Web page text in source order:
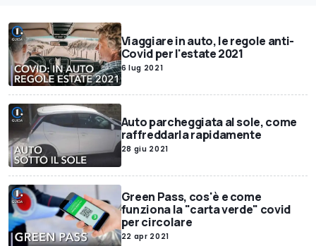
Viaggiare in auto, le regole anti-
Covid per l'estate 2021
6 lug 2021
Auto parcheggiata al sole, come
raffreddarla rapidamente
28 giu 2021
Green Pass, cos'è e come
funziona la "carta verde" covid
per circolare
22 apr 2021